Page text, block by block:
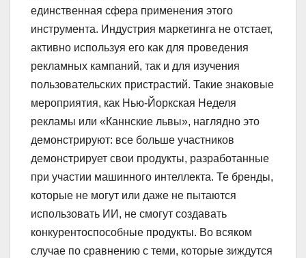
единственная сфера применения этого
инструмента. Индустрия маркетинга не отстает,
активно используя его как для проведения
рекламных кампаний, так и для изучения
пользовательских пристрастий. Такие знаковые
мероприятия, как Нью-Йоркская Неделя
рекламы или «Каннские львы», наглядно это
демонстрируют: все больше участников
демонстрирует свои продукты, разработанные
при участии машинного интеллекта. Те бренды,
которые не могут или даже не пытаются
использовать ИИ, не смогут создавать
конкурентоспособные продукты. Во всяком
случае по сравнению с теми, которые зиждутся